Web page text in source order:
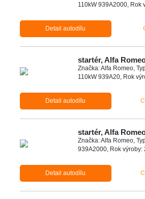
110kW 939A2000, Rok
Detail autodílu
startér, Alfa
Značka: Alfa Romeo,
110kW 939A20, Rok
Detail autodílu
startér, Alfa
Značka: Alfa Romeo,
939A2000, Rok výroby:
Detail autodílu